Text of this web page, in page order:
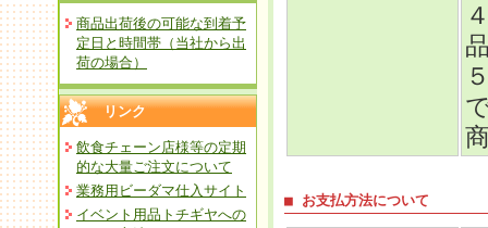
商品出荷後の可能な到着予
定日と時間帯（当社から出
荷の場合）
リンク
飲食チェーン店様等の定期
的な大量ご注文について
業務用ビーダマ仕入サイト
イベント用品トチギヤへの
■ お支払方法について